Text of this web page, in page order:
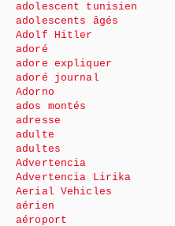
adolescent tunisien
adolescents âgés
Adolf Hitler
adoré
adore expliquer
adoré journal
Adorno
ados montés
adresse
adulte
adultes
Advertencia
Advertencia Lirika
Aerial Vehicles
aérien
aéroport